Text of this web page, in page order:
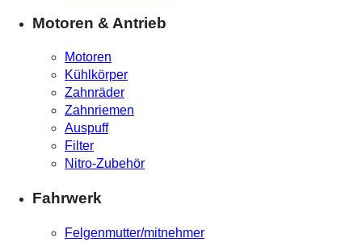
Motoren & Antrieb
Motoren
Kühlkörper
Zahnräder
Zahnriemen
Auspuff
Filter
Nitro-Zubehör
Fahrwerk
Felgenmutter/mitnehmer